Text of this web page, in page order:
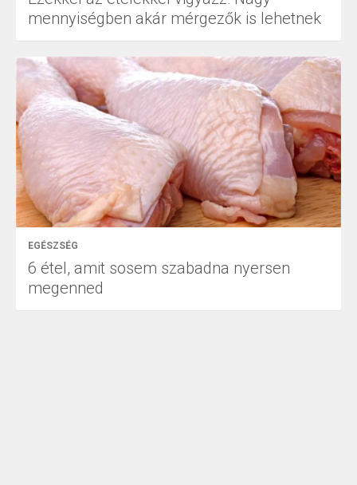
mennyiségben akár mérgezők is lehetnek
EGÉSZSÉG
6 étel, amit sosem szabadna nyersen
megenned